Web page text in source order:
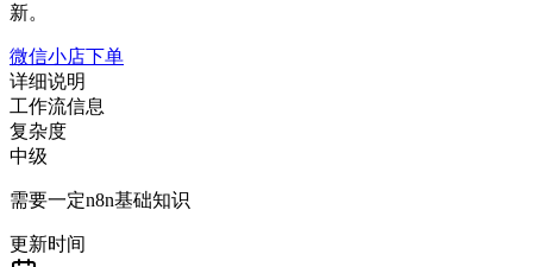
新。
微信小店下单
详细说明
工作流信息
复杂度
中级
需要一定n8n基础知识
更新时间